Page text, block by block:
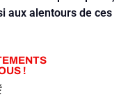
aux alentours de ces
!